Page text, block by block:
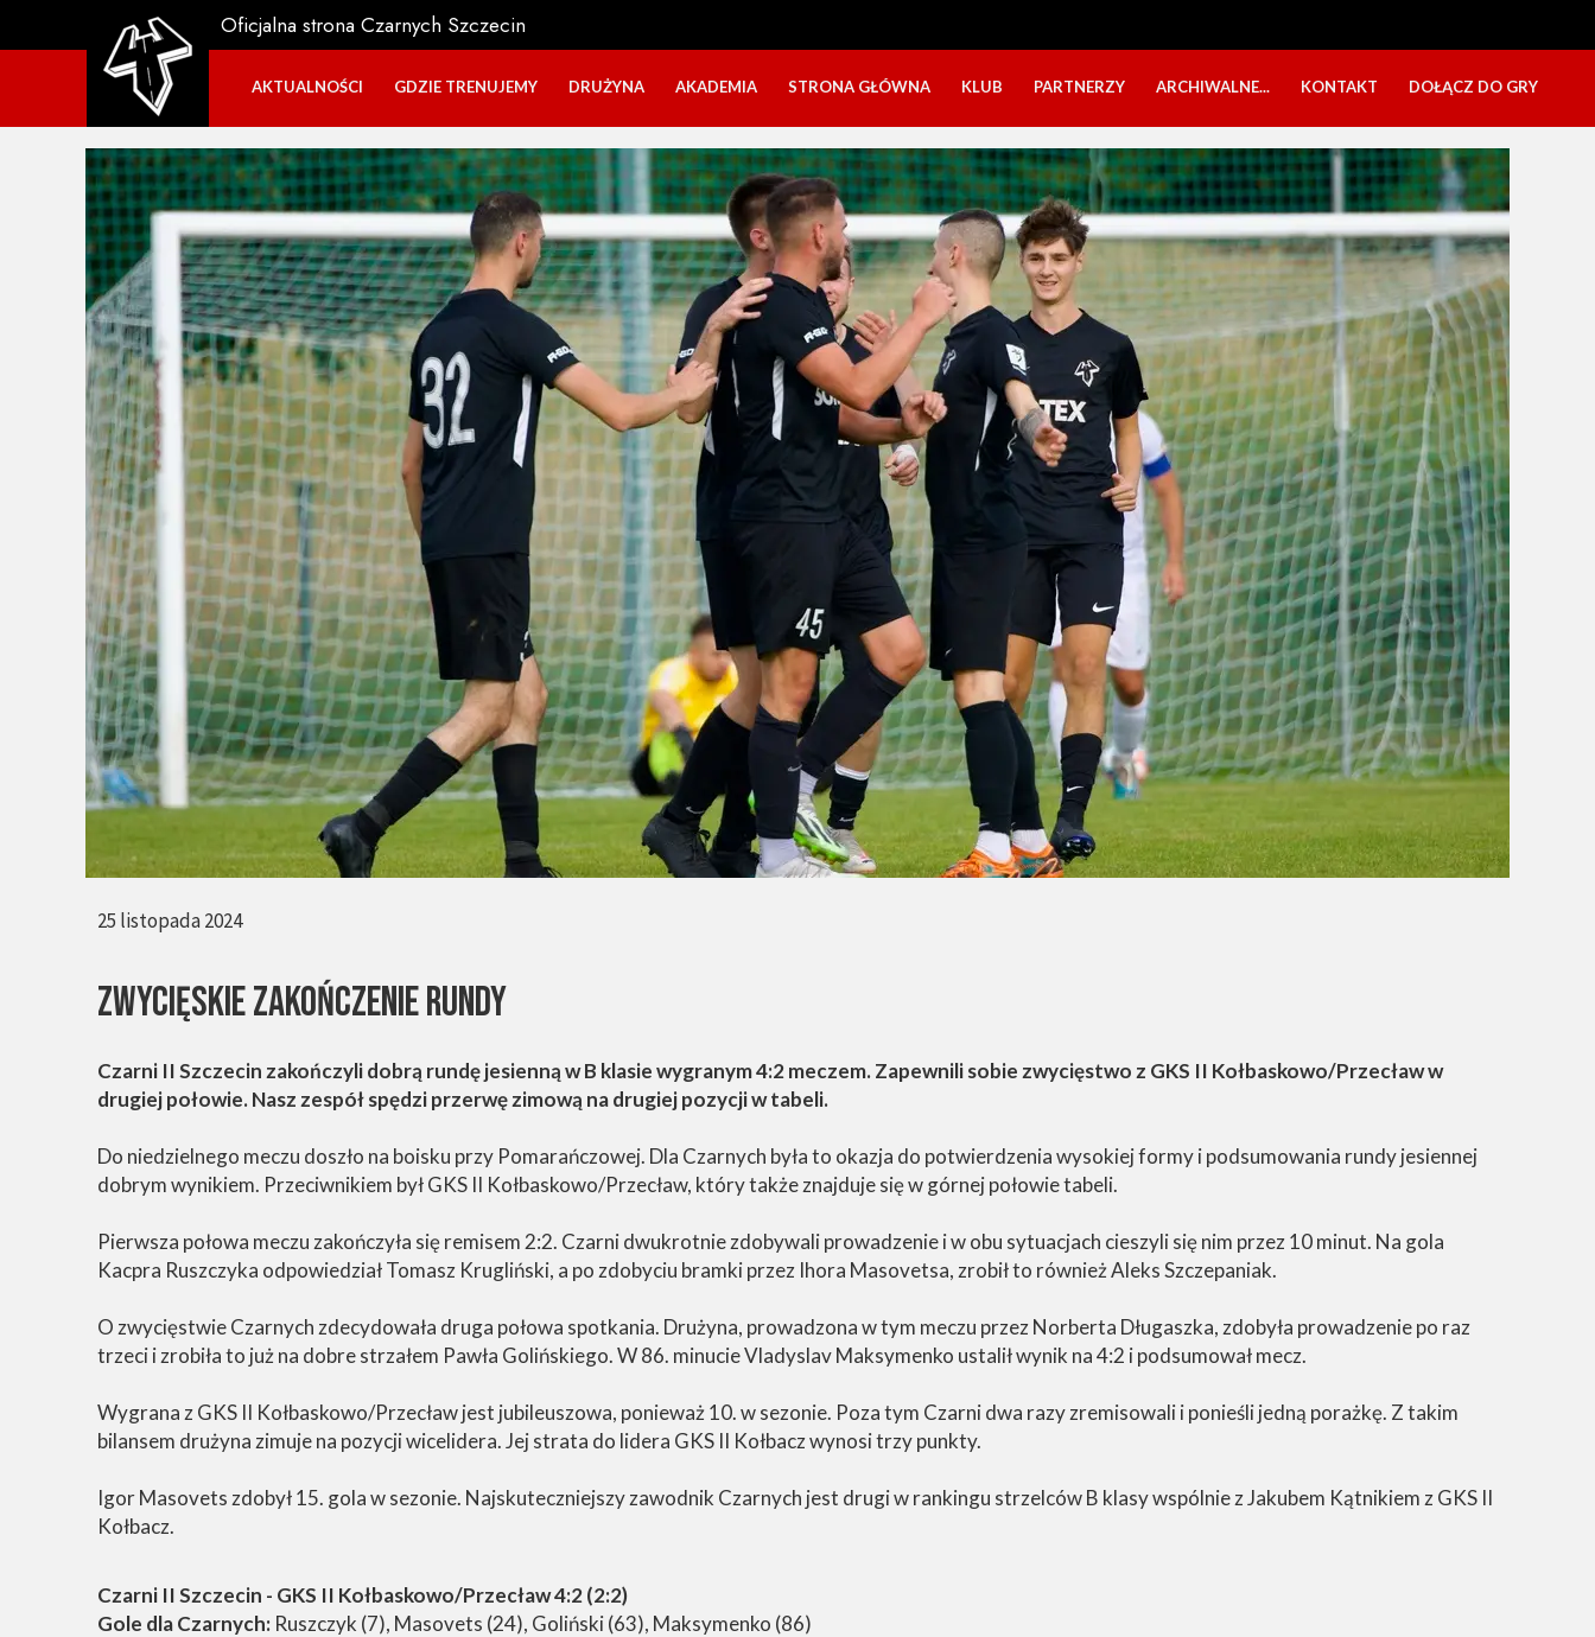
Czarni II Szczecin zakończyli dobrą rundę jesienną w B klasie wygranym 4:2 meczem. Zapewnili sobie zwycięstwo z GKS II Kołbaskowo/Przecław w
drugiej połowie. Nasz zespół spędzi przerwę zimową na drugiej pozycji w tabeli.
Do niedzielnego meczu doszło na boisku przy Pomarańczowej. Dla Czarnych była to okazja do potwierdzenia wysokiej formy i podsumowania rundy jesiennej
dobrym wynikiem. Przeciwnikiem był GKS II Kołbaskowo/Przecław, który także znajduje się w górnej połowie tabeli.
Pierwsza połowa meczu zakończyła się remisem 2:2. Czarni dwukrotnie zdobywali prowadzenie i w obu sytuacjach cieszyli się nim przez 10 minut. Na gola
Kacpra Ruszczyka odpowiedział Tomasz Krugliński, a po zdobyciu bramki przez Ihora Masovetsa, zrobił to również Aleks Szczepaniak.
O zwycięstwie Czarnych zdecydowała druga połowa spotkania. Drużyna, prowadzona w tym meczu przez Norberta Długaszka, zdobyła prowadzenie po raz
trzeci i zrobiła to już na dobre strzałem Pawła Golińskiego. W 86. minucie Vladyslav Maksymenko ustalił wynik na 4:2 i podsumował mecz.
Wygrana z GKS II Kołbaskowo/Przecław jest jubileuszowa, ponieważ 10. w sezonie. Poza tym Czarni dwa razy zremisowali i ponieśli jedną porażkę. Z takim
bilansem drużyna zimuje na pozycji wicelidera. Jej strata do lidera GKS II Kołbacz wynosi trzy punkty.
Igor Masovets zdobył 15. gola w sezonie. Najskuteczniejszy zawodnik Czarnych jest drugi w rankingu strzelców B klasy wspólnie z Jakubem Kątnikiem z GKS II
Kołbacz.
Czarni II Szczecin - GKS II Kołbaskowo/Przecław 4:2 (2:2)
Gole dla Czarnych: Ruszczyk (7), Masovets (24), Goliński (63), Maksymenko (86)
ZWYCIĘSKIE ZAKOŃCZENIE RUNDY
25 listopada 2024
Oficjalna strona Czarnych Szczecin
AKTUALNOŚCI GDZIE TRENUJEMY DRUŻYNA
DOŁĄCZ DO GRY
AKADEMIA
NABÓR DZIECI
SZTAB TRENERSKI
OPINIE RODZICÓW O OBOZACH
STRONA GŁÓWNA KLUB
NASZE DZIEŁA
PARTNERZY ARCHIWALNE...
PÓŁKOLONIE 2025
SBO 2023
CZARNI W MEDIACH
KADRA 2006
FESTYN CHARYTATYWNY
CZAS NA DZIEWCZYNY
OBÓZ W ZATONIU 2020
OBÓZ W KALISZU 2020
FOTORELACJE
VIDEO
OFERTA LATO 2020
ARCHIWUM OBOZÓW
WYNIKI
KONTAKT DOŁĄCZ DO GRY
NABÓR SENIORÓW